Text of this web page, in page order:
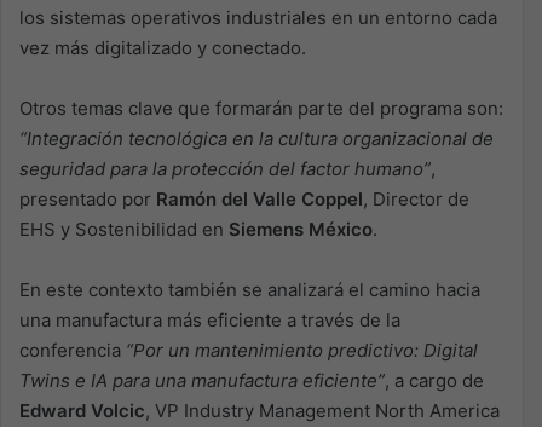
los sistemas operativos industriales en un entorno cada
vez más digitalizado y conectado.
Otros temas clave que formarán parte del programa son:
“Integración tecnológica en la cultura organizacional de
seguridad para la protección del factor humano”,
presentado por Ramón del Valle Coppel, Director de
EHS y Sostenibilidad en Siemens México.
En este contexto también se analizará el camino hacia
una manufactura más eficiente a través de la
conferencia “Por un mantenimiento predictivo: Digital
Twins e IA para una manufactura eficiente”, a cargo de
Edward Volcic, VP Industry Management North America